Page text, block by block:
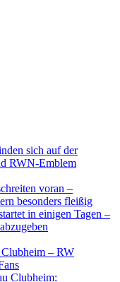
sich auf der
RWN-Emblem
voran –
besonders fleißig
in einigen Tagen –
– RW
Clubheim: